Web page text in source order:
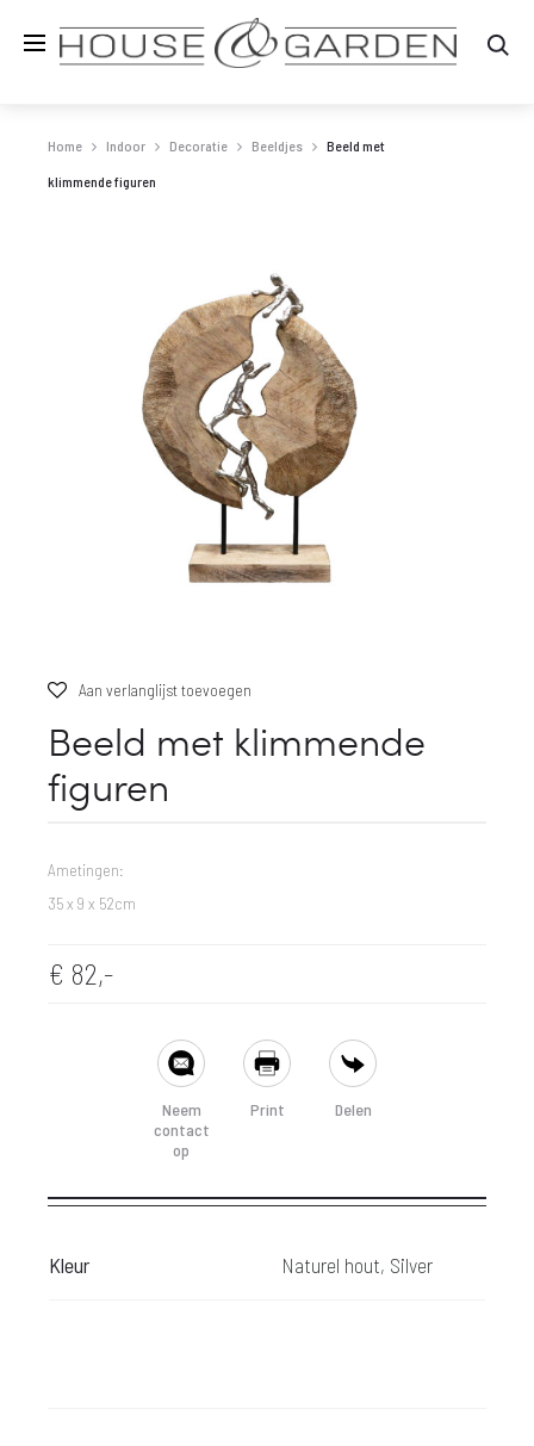
Home Indoor Decoratie Beeldjes Beeld met
klimmende figuren
Aan verlanglijst toevoegen
Beeld met klimmende
figuren
Ametingen:
35 x 9 x 52cm
€ 82,-
Neem
contact
op
Print Delen
Kleur Naturel hout, Silver